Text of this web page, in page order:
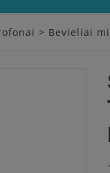
> Bevieliai